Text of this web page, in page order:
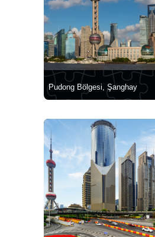
Pudong Bölgesi, Şanghay